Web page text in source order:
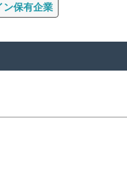
ン保有企業